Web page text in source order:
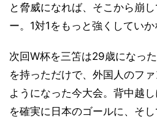
と脅威になれば、そこから崩
ー。1対1をもっと強くしていか
次回W杯を三笘は29歳になっ
を持っただけで、外国人のフ
ようになった今大会。背中越
を確実に日本のゴールに、そ